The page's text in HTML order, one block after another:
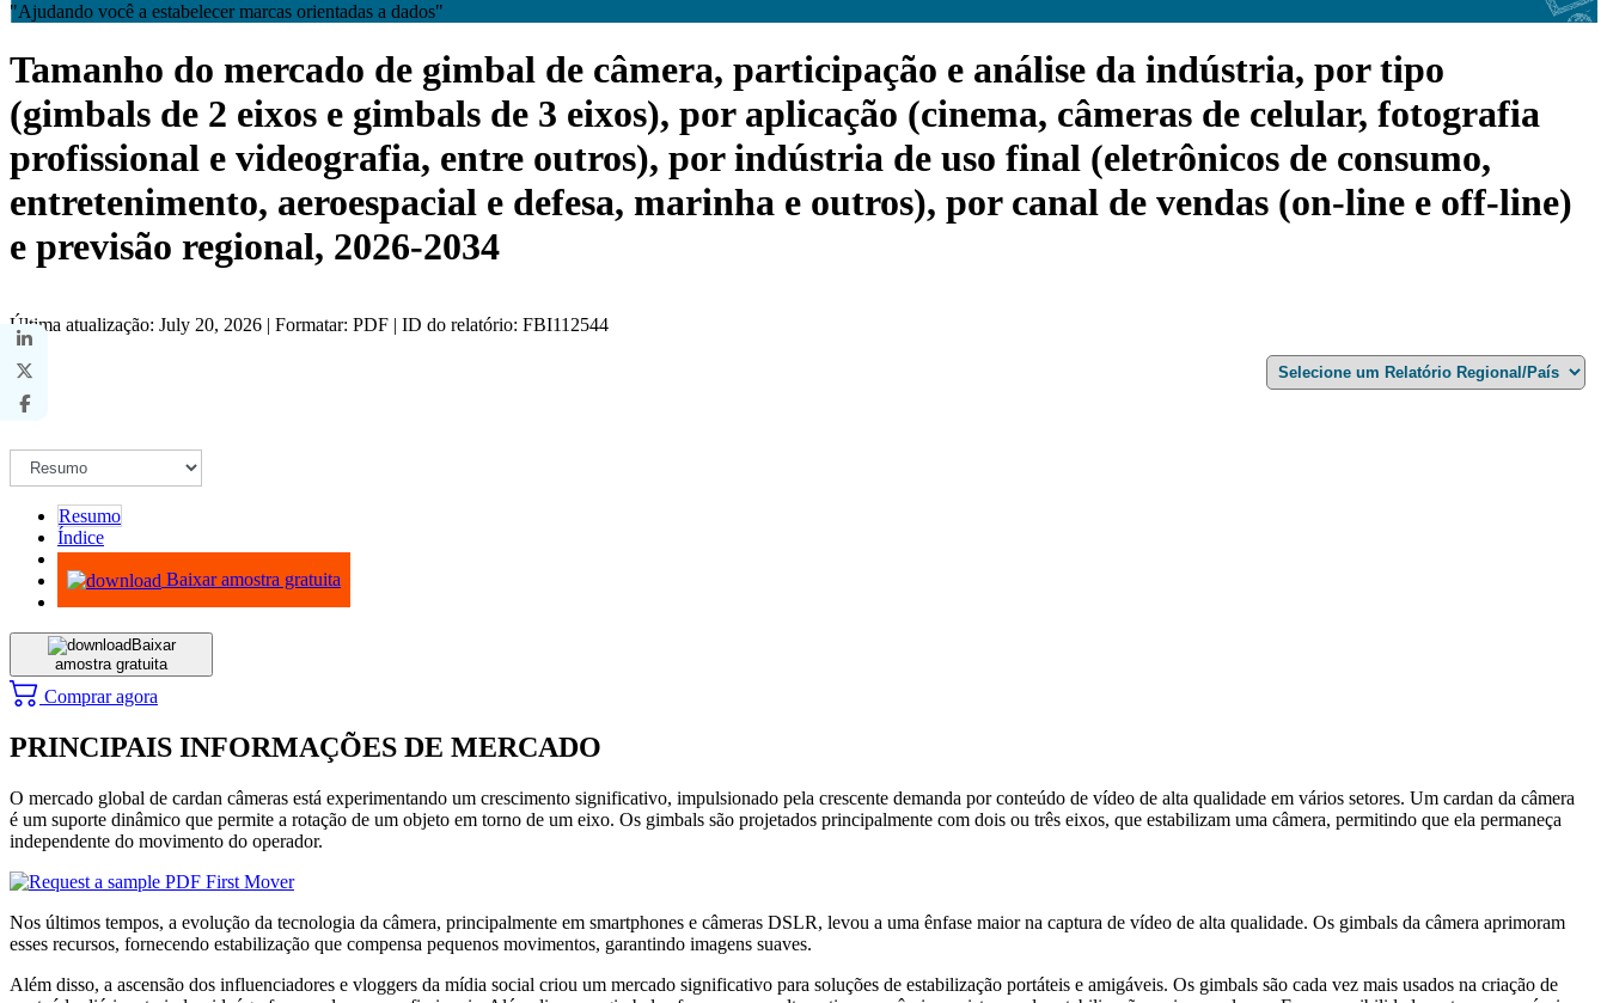
"Ajudando você a estabelecer marcas orientadas a dados"
Tamanho do mercado de gimbal de câmera, participação e análise da indústria, por tipo
(gimbals de 2 eixos e gimbals de 3 eixos), por aplicação (cinema, câmeras de celular, fotografia
profissional e videografia, entre outros), por indústria de uso final (eletrônicos de consumo,
entretenimento, aeroespacial e defesa, marinha e outros), por canal de vendas (on-line e off-line)
e previsão regional, 2026-2034
Última atualização: July 20, 2026 | Formatar: PDF | ID do relatório: FBI112544
Resumo
Índice
Metodologia
Baixar amostra gratuita
Baixar
amostra gratuita
Comprar agora
PRINCIPAIS INFORMAÇÕES DE MERCADO
O mercado global de cardan câmeras está experimentando um crescimento significativo, impulsionado pela crescente demanda por conteúdo de vídeo de alta qualidade em vários setores. Um cardan da câmera
é um suporte dinâmico que permite a rotação de um objeto em torno de um eixo. Os gimbals são projetados principalmente com dois ou três eixos, que estabilizam uma câmera, permitindo que ela permaneça
independente do movimento do operador.
Nos últimos tempos, a evolução da tecnologia da câmera, principalmente em smartphones e câmeras DSLR, levou a uma ênfase maior na captura de vídeo de alta qualidade. Os gimbals da câmera aprimoram
esses recursos, fornecendo estabilização que compensa pequenos movimentos, garantindo imagens suaves.
Além disso, a ascensão dos influenciadores e vloggers da mídia social criou um mercado significativo para soluções de estabilização portáteis e amigáveis. Os gimbals são cada vez mais usados ​​na criação de